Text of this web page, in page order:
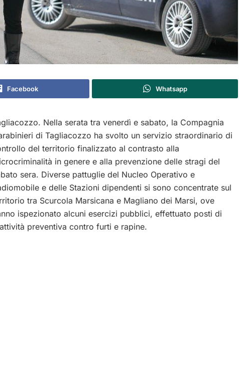
Facebook Whatsapp
Nella serata tra venerdì e sabato, la Compagnia
di Tagliacozzo ha svolto un servizio straordinario di
del territorio finalizzato al contrasto alla
in genere e alla prevenzione delle stragi del
sera. Diverse pattuglie del Nucleo Operativo e
e delle Stazioni dipendenti si sono concentrate sul
tra Scurcola Marsicana e Magliano dei Marsi, ove
ispezionato alcuni esercizi pubblici, effettuato posti di
preventiva contro furti e rapine.